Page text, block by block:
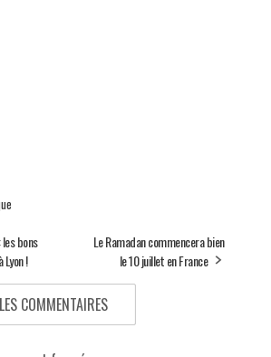
bons
!
Le Ramadan commencera bien
le 10 juillet en France
COMMENTAIRES